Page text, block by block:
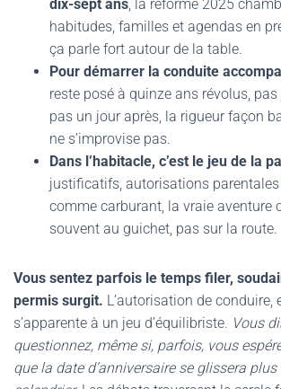
dix-sept ans, la réforme 2025
habitudes, familles et agendas en
ça parle fort autour de la table.
Pour démarrer la conduite
reste posé à quinze ans révolus,
pas un jour après, la rigueur façon
ne s’improvise pas.
Dans l’habitacle, c’est le jeu de la
justificatifs, autorisations
comme carburant, la vraie aventure
souvent au guichet, pas sur la route.
Vous sentez parfois le temps filer,
permis surgit. L’autorisation de conduire,
s’apparente à un jeu d’équilibriste. Vous
questionnez, même si, parfois, vous
que la date d’anniversaire se glissera